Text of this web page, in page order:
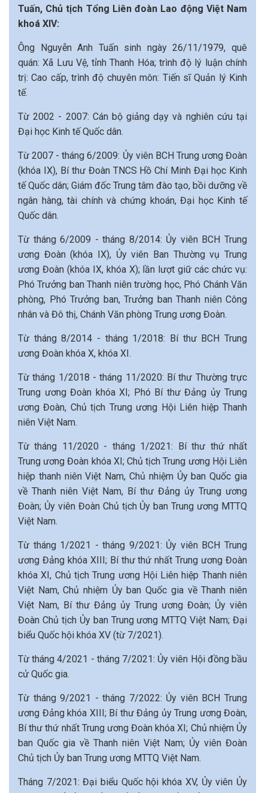
Tuấn, Chủ tịch Tổng Liên đoàn Lao động Việt Nam
khoá XIV:
Ông Nguyễn Anh Tuấn sinh ngày 26/11/1979, quê
quán: Xã Lưu Vệ, tỉnh Thanh Hóa; trình độ lý luận chính
trị: Cao cấp, trình độ chuyên môn: Tiến sĩ Quản lý Kinh
tế.
Từ 2002 - 2007: Cán bộ giảng dạy và nghiên cứu tại
Đại học Kinh tế Quốc dân.
Từ 2007 - tháng 6/2009: Ủy viên BCH Trung ương Đoàn
(khóa IX), Bí thư Đoàn TNCS Hồ Chí Minh Đại học Kinh
tế Quốc dân; Giám đốc Trung tâm đào tạo, bồi dưỡng về
ngân hàng, tài chính và chứng khoán, Đại học Kinh tế
Quốc dân.
Từ tháng 6/2009 - tháng 8/2014: Ủy viên BCH Trung
ương Đoàn (khóa IX), Ủy viên Ban Thường vụ Trung
ương Đoàn (khóa IX, khóa X); lần lượt giữ các chức vụ:
Phó Trưởng ban Thanh niên trường học, Phó Chánh Văn
phòng, Phó Trưởng ban, Trưởng ban Thanh niên Công
nhân và Đô thị, Chánh Văn phòng Trung ương Đoàn.
Từ tháng 8/2014 - tháng 1/2018: Bí thư BCH Trung
ương Đoàn khóa X, khóa XI.
Từ tháng 1/2018 - tháng 11/2020: Bí thư Thường trực
Trung ương Đoàn khóa XI; Phó Bí thư Đảng ủy Trung
ương Đoàn, Chủ tịch Trung ương Hội Liên hiệp Thanh
niên Việt Nam.
Từ tháng 11/2020 - tháng 1/2021: Bí thư thứ nhất
Trung ương Đoàn khóa XI; Chủ tịch Trung ương Hội Liên
hiệp thanh niên Việt Nam, Chủ nhiệm Ủy ban Quốc gia
về Thanh niên Việt Nam, Bí thư Đảng ủy Trung ương
Đoàn; Ủy viên Đoàn Chủ tịch Ủy ban Trung ương MTTQ
Việt Nam.
Từ tháng 1/2021 - tháng 9/2021: Ủy viên BCH Trung
ương Đảng khóa XIII; Bí thư thứ nhất Trung ương Đoàn
khóa XI, Chủ tịch Trung ương Hội Liên hiệp Thanh niên
Việt Nam, Chủ nhiệm Ủy ban Quốc gia về Thanh niên
Việt Nam, Bí thư Đảng ủy Trung ương Đoàn; Ủy viên
Đoàn Chủ tịch Ủy ban Trung ương MTTQ Việt Nam; Đại
biểu Quốc hội khóa XV (từ 7/2021).
Từ tháng 4/2021 - tháng 7/2021: Ủy viên Hội đồng bầu
cử Quốc gia.
Từ tháng 9/2021 - tháng 7/2022: Ủy viên BCH Trung
ương Đảng khóa XIII; Bí thư Đảng ủy Trung ương Đoàn,
Bí thư thứ nhất Trung ương Đoàn khóa XI; Chủ nhiệm Ủy
ban Quốc gia về Thanh niên Việt Nam; Ủy viên Đoàn
Chủ tịch Ủy ban Trung ương MTTQ Việt Nam.
Tháng 7/2021: Đại biểu Quốc hội khóa XV, Ủy viên Ủy